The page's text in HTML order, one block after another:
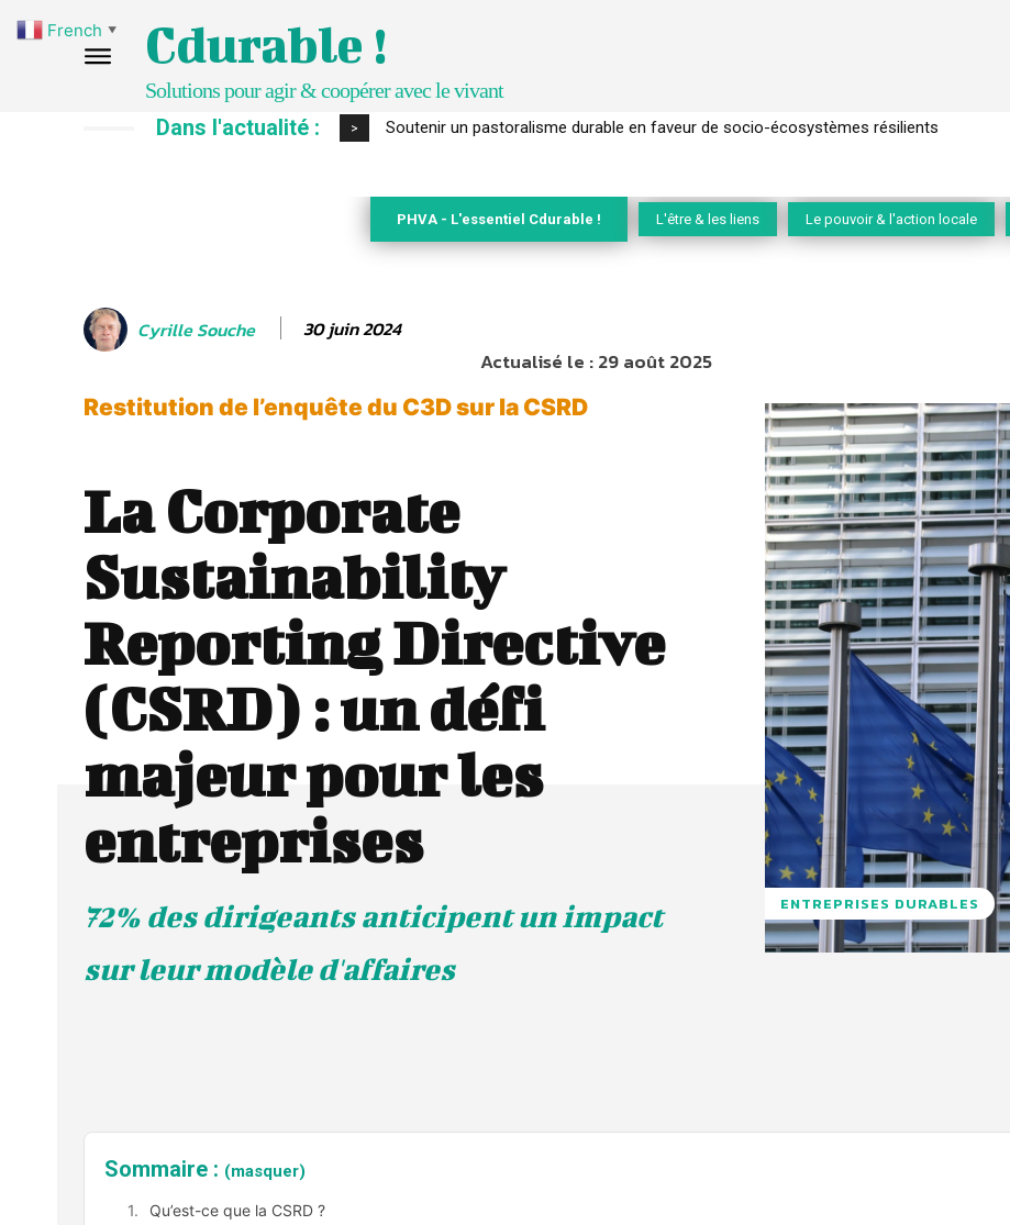
Cdurable !
Solutions pour agir & coopérer avec le vivant
Dans l'actualité : > S’inspirer de l’arbre pour un modèle économique régénératif du vivant …
PHVA - L'essentiel Cdurable ! L'être & les liens Le pouvoir & l'action locale
Cyrille Souche 30 juin 2024
Actualisé le :29 août 2025
Restitution de l’enquête du C3D sur la CSRD
La Corporate
Sustainability
Reporting Directive
(CSRD) : un défi
majeur pour les
entreprises
72% des dirigeants anticipent un impact
sur leur modèle d'affaires
ENTREPRISES DURABLES
Sommaire : (masquer)
Qu’est-ce que la CSRD ?
French ▼